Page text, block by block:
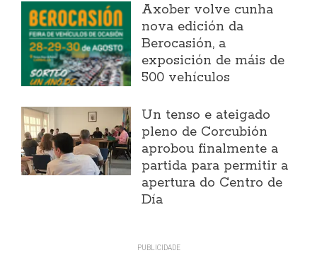
Axober volve cunha
nova edición da
Berocasión, a
exposición de máis de
500 vehículos
Un tenso e ateigado
pleno de Corcubión
aprobou finalmente a
partida para permitir a
apertura do Centro de
Día